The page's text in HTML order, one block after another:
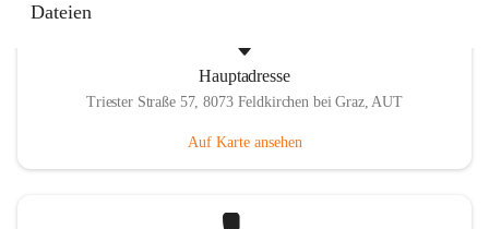
Dateien
Hauptadresse
Triester Straße 57, 8073 Feldkirchen bei Graz, AUT
Auf Karte ansehen